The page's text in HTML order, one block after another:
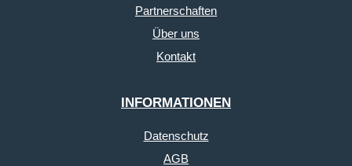
Partnerschaften
Über uns
Kontakt
INFORMATIONEN
Datenschutz
AGB